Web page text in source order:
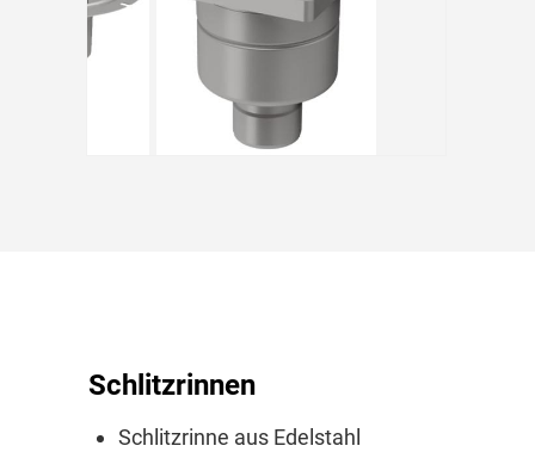
Schlitzrinnen
Schlitzrinne aus Edelstahl